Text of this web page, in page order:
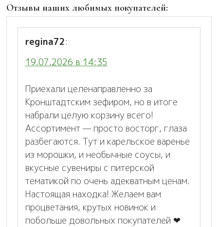
Отзывы наших любимых покупателей:
regina72:
19.07.2026 в 14:35
Приехали целенаправленно за
Кронштадтским зефиром, но в итоге
набрали целую корзину всего!
Ассортимент — просто восторг, глаза
разбегаются. Тут и карельское варенье
из морошки, и необычные соусы, и
вкусные сувениры с питерской
тематикой по очень адекватным ценам.
Настоящая находка! Желаем вам
процветания, крутых новинок и
побольше довольных покупателей ❤